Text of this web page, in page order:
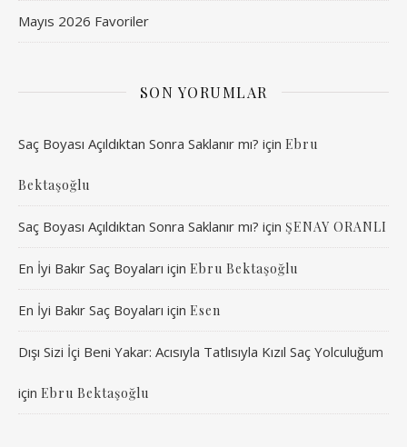
Mayıs 2026 Favoriler
SON YORUMLAR
Saç Boyası Açıldıktan Sonra Saklanır mı? için Ebru
Bektaşoğlu
Saç Boyası Açıldıktan Sonra Saklanır mı? için ŞENAY ORANLI
En İyi Bakır Saç Boyaları için Ebru Bektaşoğlu
En İyi Bakır Saç Boyaları için Esen
Dışı Sizi İçi Beni Yakar: Acısıyla Tatlısıyla Kızıl Saç Yolculuğum
için Ebru Bektaşoğlu